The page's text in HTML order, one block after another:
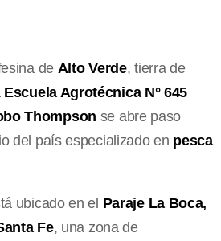
de Alto Verde, tierra de
Escuela Agrotécnica N° 645
Thompson se abre paso
del país especializado en pesca
ubicado en el Paraje La Boca,
Fe, una zona de